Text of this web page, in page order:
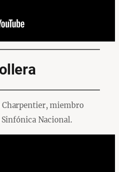
Charpentier, miembro
Nacional.